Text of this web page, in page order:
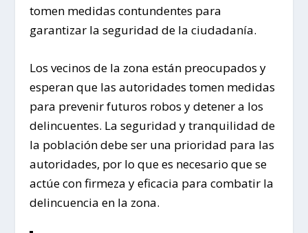
tomen medidas contundentes para
garantizar la seguridad de la ciudadanía.
Los vecinos de la zona están preocupados y
esperan que las autoridades tomen medidas
para prevenir futuros robos y detener a los
delincuentes. La seguridad y tranquilidad de
la población debe ser una prioridad para las
autoridades, por lo que es necesario que se
actúe con firmeza y eficacia para combatir la
delincuencia en la zona.